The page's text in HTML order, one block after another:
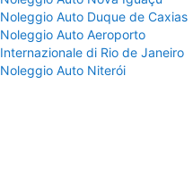
Noleggio Auto Duque de Caxias
Noleggio Auto Aeroporto
Internazionale di Rio de Janeiro
Noleggio Auto Niterói